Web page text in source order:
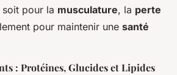
pour la musculature, la perte
pour maintenir une santé
: Protéines, Glucides et Lipides